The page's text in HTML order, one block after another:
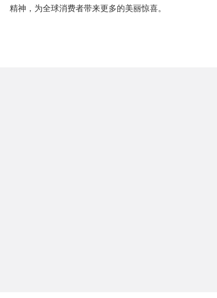
精神，为全球消费者带来更多的美丽惊喜。